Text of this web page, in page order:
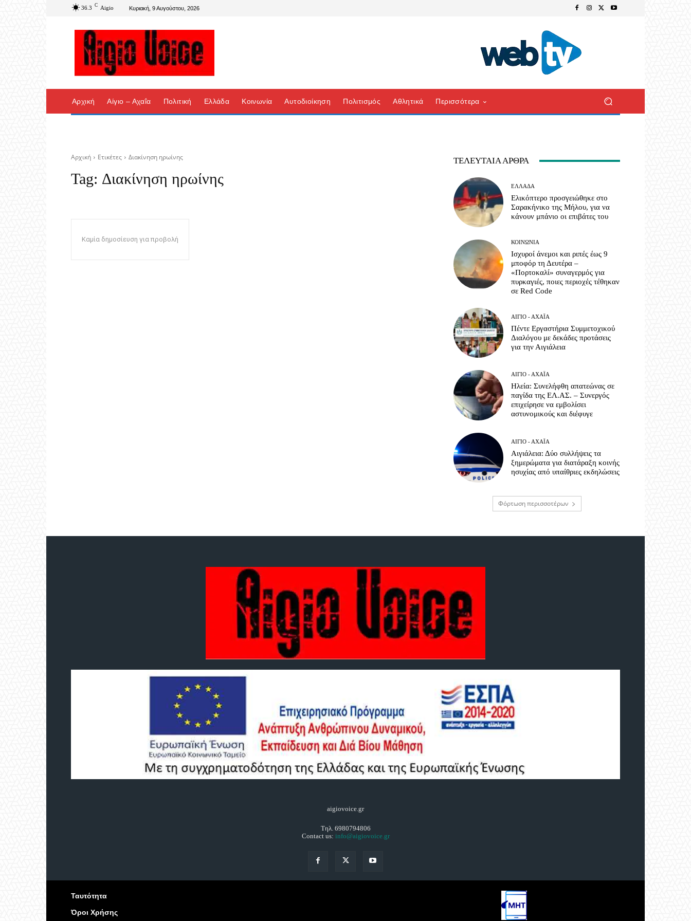
36.3 C Aigio Κυριακή, 9 Αυγούστου, 2026
Αρχική Αίγιο – Αχαΐα Πολιτική Ελλάδα Κοινωνία Αυτοδιοίκηση Πολιτισμός Αθλητικά Περισσότερα
Αρχική Ετικέτες Διακίνηση ηρωίνης
Tag: Διακίνηση ηρωίνης
Καμία δημοσίευση για προβολή
ΤΕΛΕΥΤΑΊΑ ΆΡΘΡΑ
ΕΛΛΆΔΑ
Ελικόπτερο προσγειώθηκε στο
Σαρακήνικο της Μήλου, για να
κάνουν μπάνιο οι επιβάτες του
ΚΟΙΝΩΝΊΑ
Ισχυροί άνεμοι και ριπές έως 9
μποφόρ τη Δευτέρα –
«Πορτοκαλί» συναγερμός για
πυρκαγιές, ποιες περιοχές τέθηκαν
σε Red Code
ΑΊΓΙΟ - ΑΧΑΪ́Α
Πέντε Εργαστήρια Συμμετοχικού
Διαλόγου με δεκάδες προτάσεις
για την Αιγιάλεια
ΑΊΓΙΟ - ΑΧΑΪ́Α
Ηλεία: Συνελήφθη απατεώνας σε
παγίδα της ΕΛ.ΑΣ. – Συνεργός
επιχείρησε να εμβολίσει
αστυνομικούς και διέφυγε
ΑΊΓΙΟ - ΑΧΑΪ́Α
Αιγιάλεια: Δύο συλλήψεις τα
ξημερώματα για διατάραξη κοινής
ησυχίας από υπαίθριες εκδηλώσεις
Φόρτωση περισσοτέρων
aigiovoice.gr
Τηλ. 6980794806
Contact us: info@aigiovoice.gr
Ταυτότητα
Όροι Χρήσης